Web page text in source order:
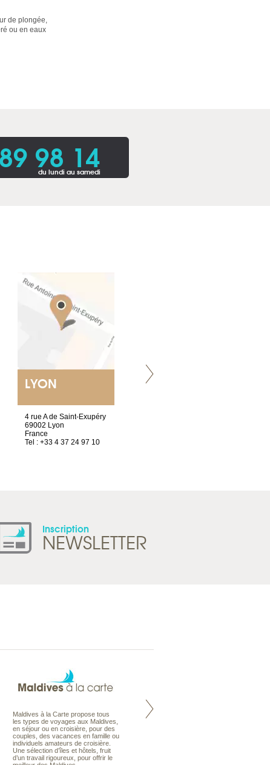
de plongée,
ou en eaux
98 14
du lundi au samedi
LYON
4 rue A de Saint-Exupéry
69002 Lyon
France
Tel : +33 4 37 24 97 10
Inscription
NEWSLETTER
Maldives à la Carte propose tous
les types de voyages aux Maldives,
en séjour ou en croisière, pour des
couples, des vacances en famille ou
individuels amateurs de croisière.
Une sélection d’îles et hôtels, fruit
d’un travail rigoureux, pour offrir le
Notre site Odyssee est un portail